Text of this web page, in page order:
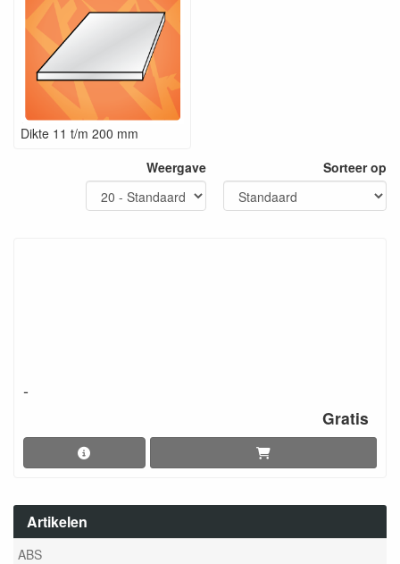
Artikelen
ABS
Dikte 11 t/m 200 mm
Weergave
Sorteer op
-
Gratis